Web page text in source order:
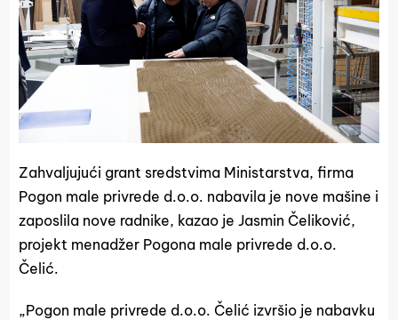
Zahvaljujući grant sredstvima Ministarstva, firma
Pogon male privrede d.o.o. nabavila je nove mašine i
zaposlila nove radnike, kazao je Jasmin Čeliković,
projekt menadžer Pogona male privrede d.o.o.
Čelić.
„Pogon male privrede d.o.o. Čelić izvršio je nabavku